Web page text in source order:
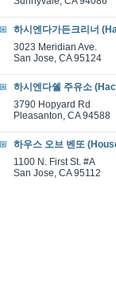
하시엔다가든크리너
3023 Meridian Ave.
San Jose, CA 95124
하시엔다쉘 주유소
3790 Hopyard Rd
Pleasanton, CA 94588
하우스 오브 벤또
1100 N. First St. #A
San Jose, CA 95112